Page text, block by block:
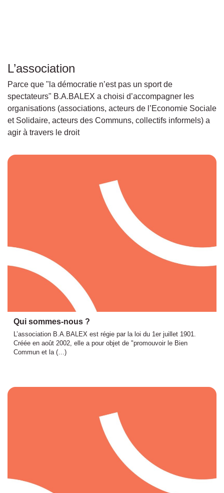
L’association
Parce que "la démocratie n’est pas un sport de
spectateurs" B.A.BALEX a choisi d’accompagner les
organisations (associations, acteurs de l’Economie Sociale
et Solidaire, acteurs des Communs, collectifs informels) a
agir à travers le droit
Qui sommes-nous ?
L’association B.A.BALEX est régie par la loi du 1er juillet 1901.
Créée en août 2002, elle a pour objet de "promouvoir le Bien
Commun et la (…)